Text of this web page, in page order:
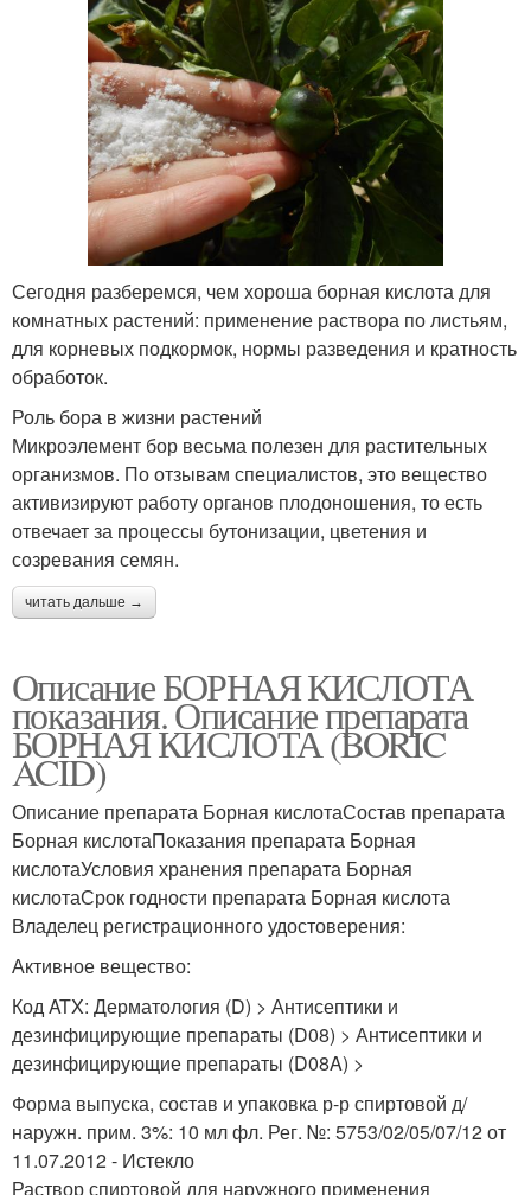
Сегодня разберемся, чем хороша борная кислота для
комнатных растений: применение раствора по листьям,
для корневых подкормок, нормы разведения и кратность
обработок.
Роль бора в жизни растений
Микроэлемент бор весьма полезен для растительных
организмов. По отзывам специалистов, это вещество
активизируют работу органов плодоношения, то есть
отвечает за процессы бутонизации, цветения и
созревания семян.
читать дальше →
Описание БОРНАЯ КИСЛОТА
показания. Описание препарата
БОРНАЯ КИСЛОТА (BORIC
ACID)
Описание препарата Борная кислотаСостав препарата
Борная кислотаПоказания препарата Борная
кислотаУсловия хранения препарата Борная
кислотаСрок годности препарата Борная кислота
Владелец регистрационного удостоверения:
Активное вещество:
Код ATX: Дерматология (D) > Антисептики и
дезинфицирующие препараты (D08) > Антисептики и
дезинфицирующие препараты (D08A) >
Форма выпуска, состав и упаковка р-р спиртовой д/
наружн. прим. 3%: 10 мл фл. Рег. №: 5753/02/05/07/12 от
11.07.2012 - Истекло
Раствор спиртовой для наружного применения